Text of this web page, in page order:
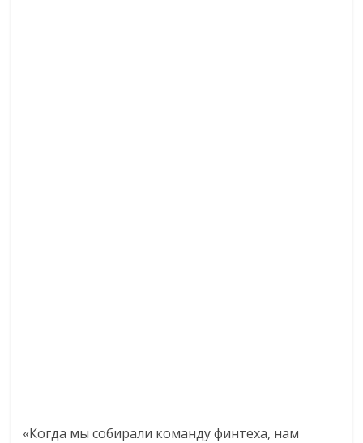
«Когда мы собирали команду финтеха, нам